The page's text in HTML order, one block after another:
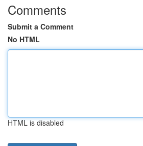
Comments
Submit a Comment
No HTML
HTML is disabled